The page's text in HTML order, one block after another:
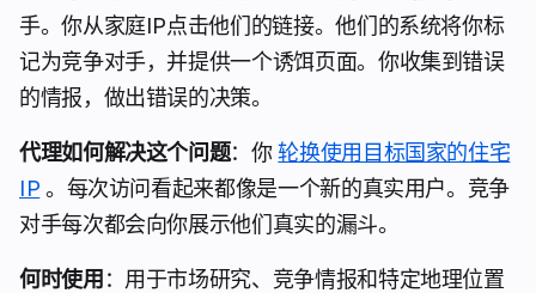
手。你从家庭IP点击他们的链接。他们的系统将你标
记为竞争对手，并提供一个诱饵页面。你收集到错误
的情报，做出错误的决策。
代理如何解决这个问题：你轮换使用目标国家的住宅
IP 。每次访问看起来都像是一个新的真实用户。竞争
对手每次都会向你展示他们真实的漏斗。
何时使用 ：用于市场研究、竞争情报和特定地理位置